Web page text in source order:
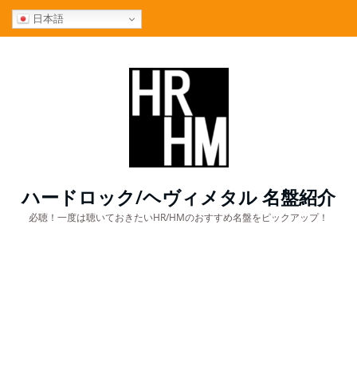
日本語
ハードロック/ヘヴィメタル 名盤紹介
必聴！一度は聴いておきたいHR/HMのおすすめ名盤をピックアップ！